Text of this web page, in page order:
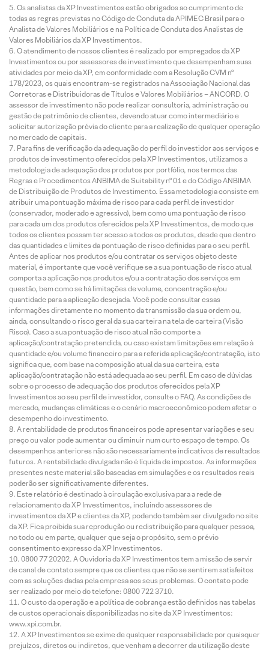
Os analistas da XP Investimentos estão obrigados ao cumprimento de
todas as regras previstas no Código de Conduta da APIMEC Brasil para o
Analista de Valores Mobiliários e na Política de Conduta dos Analistas de
Valores Mobiliários da XP Investimentos.
O atendimento de nossos clientes é realizado por empregados da XP
Investimentos ou por assessores de investimento que desempenham suas
atividades por meio da XP, em conformidade com a Resolução CVM nº
178/2023, os quais encontram-se registrados na Associação Nacional das
Corretoras e Distribuidoras de Títulos e Valores Mobiliários – ANCORD. O
assessor de investimento não pode realizar consultoria, administração ou
gestão de patrimônio de clientes, devendo atuar como intermediário e
solicitar autorização prévia do cliente para a realização de qualquer operação
no mercado de capitais.
Para fins de verificação da adequação do perfil do investidor aos serviços e
produtos de investimento oferecidos pela XP Investimentos, utilizamos a
metodologia de adequação dos produtos por portfólio, nos termos das
Regras e Procedimentos ANBIMA de Suitability nº 01 e do Código ANBIMA
de Distribuição de Produtos de Investimento. Essa metodologia consiste em
atribuir uma pontuação máxima de risco para cada perfil de investidor
(conservador, moderado e agressivo), bem como uma pontuação de risco
para cada um dos produtos oferecidos pela XP Investimentos, de modo que
todos os clientes possam ter acesso a todos os produtos, desde que dentro
das quantidades e limites da pontuação de risco definidas para o seu perfil.
Antes de aplicar nos produtos e/ou contratar os serviços objeto deste
material, é importante que você verifique se a sua pontuação de risco atual
comporta a aplicação nos produtos e/ou a contratação dos serviços em
questão, bem como se há limitações de volume, concentração e/ou
quantidade para a aplicação desejada. Você pode consultar essas
informações diretamente no momento da transmissão da sua ordem ou,
ainda, consultando o risco geral da sua carteira na tela de carteira (Visão
Risco). Caso a sua pontuação de risco atual não comporte a
aplicação/contratação pretendida, ou caso existam limitações em relação à
quantidade e/ou volume financeiro para a referida aplicação/contratação, isto
significa que, com base na composição atual da sua carteira, esta
aplicação/contratação não está adequada ao seu perfil. Em caso de dúvidas
sobre o processo de adequação dos produtos oferecidos pela XP
Investimentos ao seu perfil de investidor, consulte o FAQ. As condições de
mercado, mudanças climáticas e o cenário macroeconômico podem afetar o
desempenho do investimento.
A rentabilidade de produtos financeiros pode apresentar variações e seu
preço ou valor pode aumentar ou diminuir num curto espaço de tempo. Os
desempenhos anteriores não são necessariamente indicativos de resultados
futuros. A rentabilidade divulgada não é líquida de impostos. As informações
presentes neste material são baseadas em simulações e os resultados reais
poderão ser significativamente diferentes.
Este relatório é destinado à circulação exclusiva para a rede de
relacionamento da XP Investimentos, incluindo assessores de
investimentos da XP e clientes da XP, podendo também ser divulgado no site
da XP. Fica proibida sua reprodução ou redistribuição para qualquer pessoa,
no todo ou em parte, qualquer que seja o propósito, sem o prévio
consentimento expresso da XP Investimentos.
0800 77 20202. A Ouvidoria da XP Investimentos tem a missão de servir
de canal de contato sempre que os clientes que não se sentirem satisfeitos
com as soluções dadas pela empresa aos seus problemas. O contato pode
ser realizado por meio do telefone: 0800 722 3710.
O custo da operação e a política de cobrança estão definidos nas tabelas
de custos operacionais disponibilizadas no site da XP Investimentos:
www.xpi.com.br.
A XP Investimentos se exime de qualquer responsabilidade por quaisquer
prejuízos, diretos ou indiretos, que venham a decorrer da utilização deste